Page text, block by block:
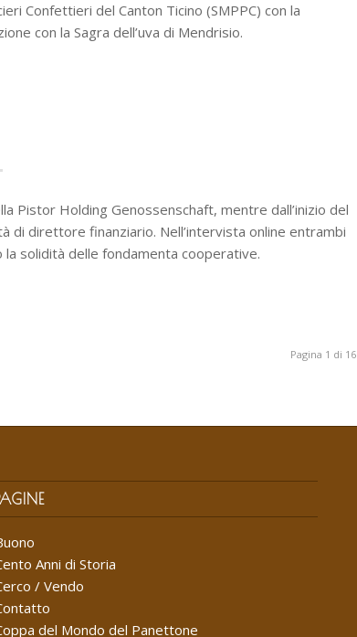
Confettieri del Canton Ticino (SMPPC) con la
con la Sagra dell’uva di Mendrisio.
Pistor Holding Genossenschaft, mentre dall’inizio del
di direttore finanziario. Nell’intervista online entrambi
solidità delle fondamenta cooperative.
Pagina 1 di 16
Anni di Storia
/ Vendo
del Mondo del Panettone